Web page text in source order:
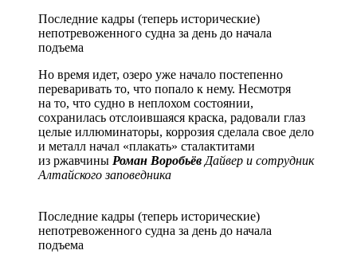
Последние кадры (теперь исторические)
непотревоженного судна за день до начала
подъема
Но время идет, озеро уже начало постепенно
переваривать то, что попало к нему. Несмотря
на то, что судно в неплохом состоянии,
сохранилась отслоившаяся краска, радовали глаз
целые иллюминаторы, коррозия сделала свое дело
и металл начал «плакать» сталактитами
из ржавчины Роман Воробьёв Дайвер и сотрудник
Алтайского заповедника
Последние кадры (теперь исторические)
непотревоженного судна за день до начала
подъема